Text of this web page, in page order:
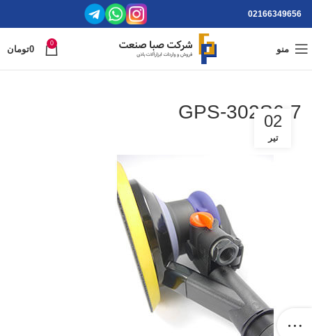
02166349656
منو
0
0تومان
GPS-302S6-7
02
تیر